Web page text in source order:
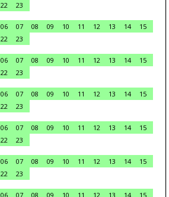
22
23
06 07 08 09 10 11 12 13 14
15
22
23
06 07 08 09 10 11 12 13 14
15
22
23
06 07 08 09 10 11 12 13 14
15
22
23
06 07 08 09 10 11 12 13 14
15
22
23
06 07 08 09 10 11 12 13 14
15
22
23
06 07 08 09 10 11 12 13 14
15